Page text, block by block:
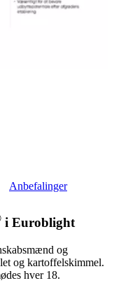
Anbefalinger
i Euroblight
og
og kartoffelskimmel.
hver 18.